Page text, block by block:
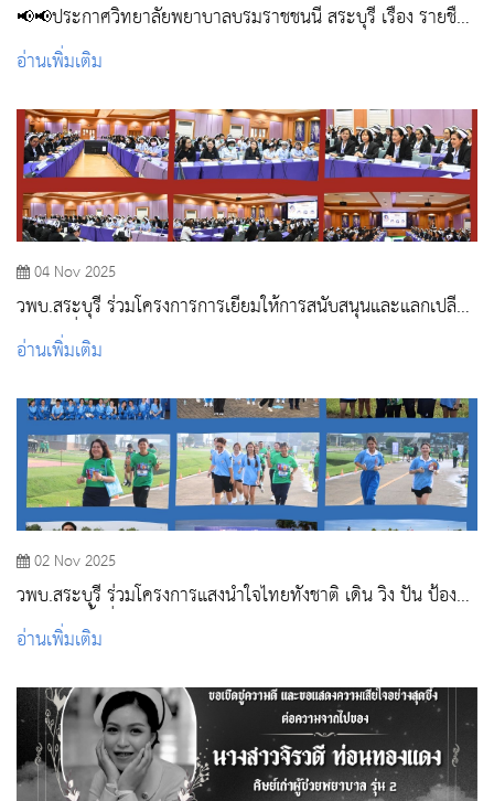
📢📢ประกาศวิทยาลัยพยาบาลบรมราชชนนี สระบุรี เรื่อง รายชื่อผู้
ผ่านการคัดเลือกเป็นพนักงานจ้างเหมาบริการ ตำแหน่ง
บรรณารักษ์
อ่านเพิ่มเติม
04 Nov 2025
วพบ.สระบุรี ร่วมโครงการการเยี่ยมให้การสนับสนุนและแลกเปลี่ยน
เรียนรู้เพื่อพัฒนาสถาบันจัดการอบรมเฉพาะทางรูปแบบ Post
Baccalaureate Residency Training (PBRT) ของโรงพยาบาล
อ่านเพิ่มเติม
02 Nov 2025
วพบ.สระบุรี ร่วมโครงการแสงนำใจไทยทั้งชาติ เดิน วิ่ง ปั่น ป้องกัน
อัมพาต ครั้งที่ 11 เฉลิมพระเกียรติ
อ่านเพิ่มเติม